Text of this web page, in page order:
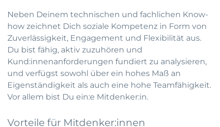
Neben Deinem technischen und fachlichen Know-
how zeichnet Dich soziale Kompetenz in Form von
Zuverlässigkeit, Engagement und Flexibilität aus.
Du bist fähig, aktiv zuzuhören und
Kund:innenanforderungen fundiert zu analysieren,
und verfügst sowohl über ein hohes Maß an
Eigenständigkeit als auch eine hohe Teamfähigkeit.
Vor allem bist Du ein:e Mitdenker:in.
Vorteile für Mitdenker:innen